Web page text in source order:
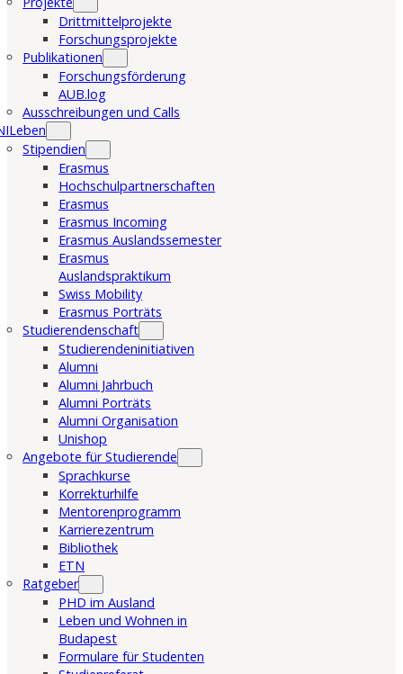
Drittmittelprojekte
Forschungsprojekte
Publikationen
Forschungsförderung
AUB.log
Ausschreibungen und Calls
Stipendien
Erasmus
Hochschulpartnerschaften
Erasmus
Erasmus Incoming
Erasmus Auslandssemester
Erasmus
Auslandspraktikum
Swiss Mobility
Erasmus Porträts
Studierendenschaft
Studierendeninitiativen
Alumni
Alumni Jahrbuch
Alumni Porträts
Alumni Organisation
Unishop
Angebote für Studierende
Sprachkurse
Korrekturhilfe
Mentorenprogramm
Karrierezentrum
Bibliothek
ETN
Ratgeber
PHD im Ausland
Leben und Wohnen in
Budapest
Formulare für Studenten